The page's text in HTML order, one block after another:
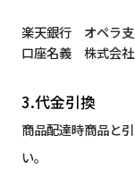
楽天銀行 オペラ
口座名義 株式会
3.代金引換
商品配達時商品と
い。